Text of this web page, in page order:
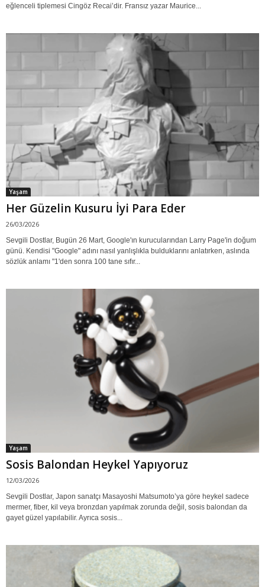
eğlenceli tiplemesi Cingöz Recai’dir. Fransız yazar Maurice...
Yaşam
Her Güzelin Kusuru İyi Para Eder
26/03/2026
Sevgili Dostlar, Bugün 26 Mart, Google'ın kurucularından Larry Page'in doğum
günü. Kendisi "Google" adını nasıl yanlışlıkla bulduklarını anlatırken, aslında
sözlük anlamı "1'den sonra 100 tane sıfır...
Yaşam
Sosis Balondan Heykel Yapıyoruz
12/03/2026
Sevgili Dostlar, Japon sanatçı Masayoshi Matsumoto’ya göre heykel sadece
mermer, fiber, kil veya bronzdan yapılmak zorunda değil, sosis balondan da
gayet güzel yapılabilir. Ayrıca sosis...